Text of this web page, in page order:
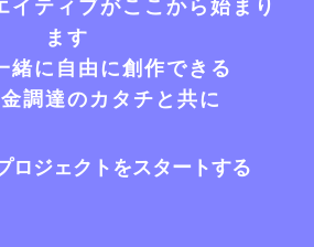
ます
緒に自由に創作できる
調達のカタチと共に
ロジェクトをスタートする